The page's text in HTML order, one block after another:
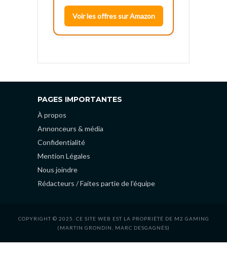
Voir les offres sur Amazon
PAGES IMPORTANTES
À propos
Annonceurs & média
Confidentialité
Mention Légales
Nous joindre
Rédacteurs / Faites partie de l’équipe
COPYRIGHT © 2025. CE SITE WEB EST LA PROPRIÉTÉ DE M2 GAMING
(MARTIN GRONDIN, MARC DESGAGNÉS)